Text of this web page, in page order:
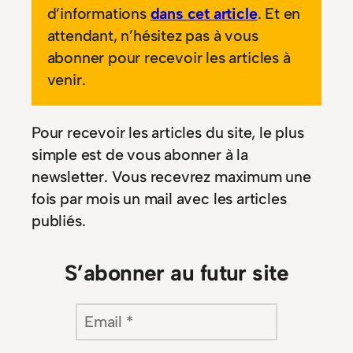
d’informations dans cet article. Et en
attendant, n’hésitez pas à vous
abonner pour recevoir les articles à
venir.
Pour recevoir les articles du site, le plus
simple est de vous abonner à la
newsletter. Vous recevrez maximum une
fois par mois un mail avec les articles
publiés.
S’abonner au futur site